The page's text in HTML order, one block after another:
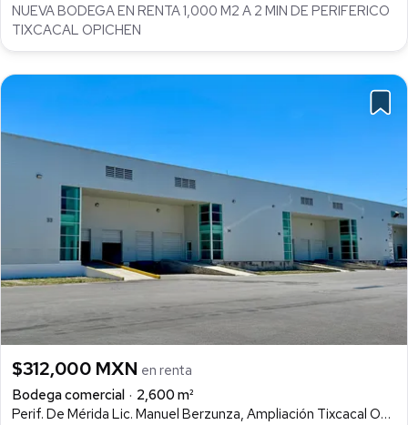
NUEVA BODEGA EN RENTA 1,000 M2 A 2 MIN DE PERIFERICO
TIXCACAL OPICHEN
$312,000 MXN en renta
Bodega comercial
2,600 m²
Perif. De Mérida Lic. Manuel Berzunza, Ampliación Tixcacal Opichen, Mérida